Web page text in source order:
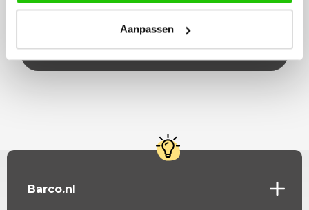
Aanpassen
- 250WDeze is geschikt voor all…
Barco.nl